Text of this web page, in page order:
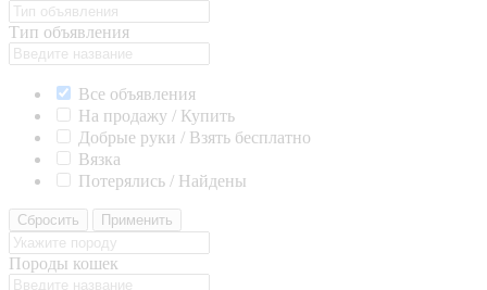
Тип объявления
Все объявления
На продажу / Купить
Добрые руки / Взять бесплатно
Вязка
Потерялись / Найдены
Сбросить Применить
Породы кошек